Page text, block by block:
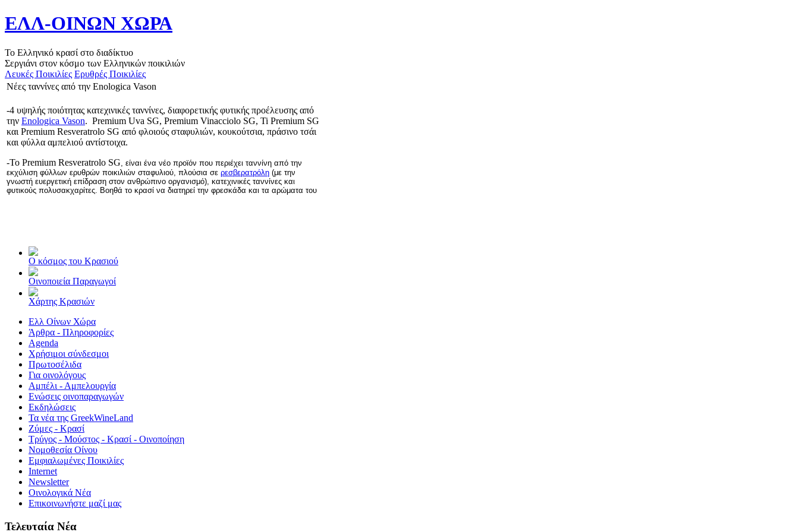
ΕΛΛ-ΟΙΝΩΝ ΧΩΡΑ
Το Ελληνικό κρασί στο διαδίκτυο
Σεργιάνι στον κόσμο των Ελληνικών ποικιλιών
Λευκές Ποικιλίες Ερυθρές Ποικιλίες
Νέες ταννίνες από την Enologica Vason
-4 υψηλής ποιότητας κατεχινικές ταννίνες, διαφορετικής φυτικής προέλευσης από
την Enologica Vason. Premium Uva SG, Premium Vinacciolo SG, Ti Premium SG
και Premium Resveratrolo SG από φλοιούς σταφυλιών, κουκούτσια, πράσινο τσάι
και φύλλα αμπελιού αντίστοιχα.
-Το Premium Resveratrolo SG , είναι ένα νέο προϊόν που περιέχει ταννίνη από την
εκχύλιση φύλλων ερυθρών ποικιλιών σταφυλιού, πλούσια σε ρεσβερατρόλη (με την
γνωστή ευεργετική επίδραση στον ανθρώπινο οργανισμό), κατεχινικές ταννίνες και
φυτικούς πολυσακχαρίτες. Βοηθά το κρασί να διατηρεί την φρεσκάδα και τα αρώματα του
Ο κόσμος του Κρασιού
Οινοποιεία Παραγωγοί
Χάρτης Κρασιών
Ελλ Οίνων Χώρα
Άρθρα - Πληροφορίες
Agenda
Χρήσιμοι σύνδεσμοι
Πρωτοσέλιδα
Για οινολόγους
Αμπέλι - Αμπελουργία
Ενώσεις οινοπαραγωγών
Εκδηλώσεις
Τα νέα της GreekWineLand
Ζύμες - Κρασί
Τρύγος - Μούστος - Κρασί - Οινοποίηση
Νομοθεσία Οίνου
Εμφιαλωμένες Ποικιλίες
Internet
Newsletter
Οινολογικά Νέα
Επικοινωνήστε μαζί μας
Τελευταία Νέα